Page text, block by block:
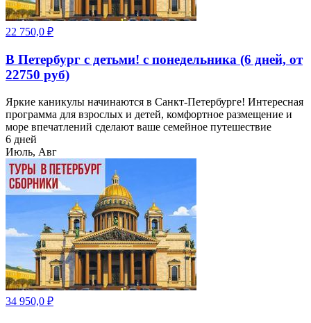
22 750,0 ₽
В Петербург с детьми! с понедельника (6 дней, от
22750 руб)
Яркие каникулы начинаются в Санкт-Петербурге! Интересная
программа для взрослых и детей, комфортное размещение и
море впечатлений сделают ваше семейное путешествие
6 дней
Июль, Авг
34 950,0 ₽